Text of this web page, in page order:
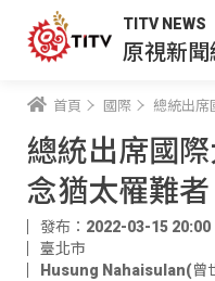
TITV NEWS
原視新聞
首頁 國際 總統出席
總統出席國
念猶太罹難者
發布：2022-03-15 20:00
臺北市
Husung Nahaisulan(曾